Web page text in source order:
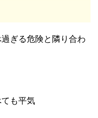
ぎる危険と隣り合わ
も平気